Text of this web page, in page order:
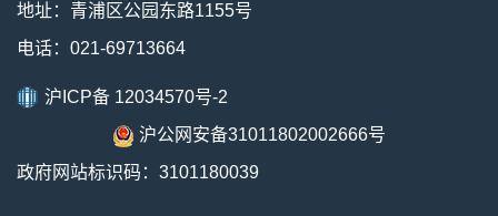
地址：青浦区公园东路1155号
电话：021-69713664
沪ICP备 12034570号-2
沪公网安备31011802002666号
政府网站标识码：3101180039